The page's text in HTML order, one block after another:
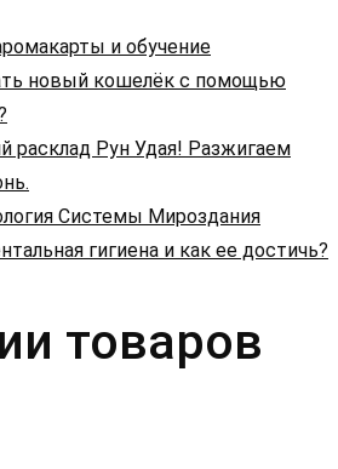
и обучение
новый кошелёк с помощью
расклад Рун Удая! Разжигаем
Системы Мироздания
гигиена и как ее достичь?
товаров